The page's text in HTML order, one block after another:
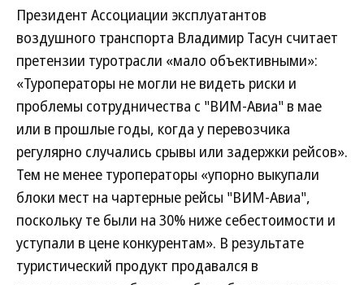
Президент Ассоциации эксплуатантов
воздушного транспорта Владимир Тасун считает
претензии туротрасли «мало объективными»:
«Туроператоры не могли не видеть риски и
проблемы сотрудничества с "ВИМ-Авиа" в мае
или в прошлые годы, когда у перевозчика
регулярно случались срывы или задержки рейсов».
Тем не менее туроператоры «упорно выкупали
блоки мест на чартерные рейсы "ВИМ-Авиа",
поскольку те были на 30% ниже себестоимости и
уступали в цене конкурентам». В результате
туристический продукт продавался в